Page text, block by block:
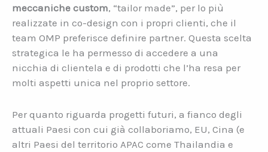
meccaniche custom, “tailor made”, per lo più
realizzate in co-design con i propri clienti, che il
team OMP preferisce definire partner. Questa scelta
strategica le ha permesso di accedere a una
nicchia di clientela e di prodotti che l’ha resa per
molti aspetti unica nel proprio settore.
Per quanto riguarda progetti futuri, a fianco degli
attuali Paesi con cui già collaboriamo, EU, Cina (e
altri Paesi del territorio APAC come Thailandia e